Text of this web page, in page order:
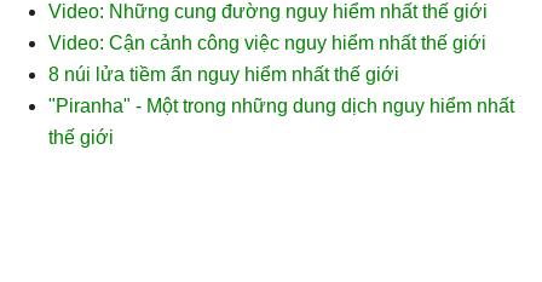
Video: Những cung đường nguy hiểm nhất thế giới
Video: Cận cảnh công việc nguy hiểm nhất thế giới
8 núi lửa tiềm ẩn nguy hiểm nhất thế giới
"Piranha" - Một trong những dung dịch nguy hiểm nhất
thế giới